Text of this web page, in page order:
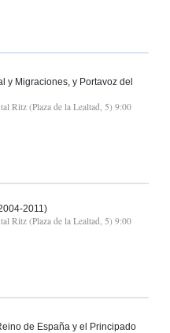
y Migraciones, y Portavoz del
Ritz (Plaza de la Lealtad, 5) 9:00
2011)
Ritz (Plaza de la Lealtad, 5) 9:00
de España y el Principado